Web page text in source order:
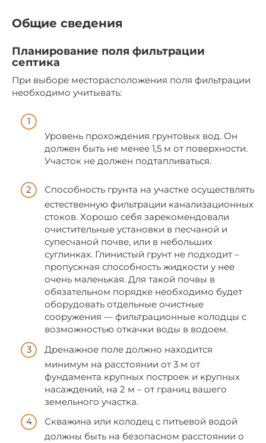
Общие сведения
Планирование поля фильтрации
септика
При выборе месторасположения поля фильтрации
необходимо учитывать:
Уровень прохождения грунтовых вод. Он
должен быть не менее 1,5 м от поверхности.
Участок не должен подтапливаться.
Способность грунта на участке осуществлять
естественную фильтрации канализационных
стоков. Хорошо себя зарекомендовали
очистительные установки в песчаной и
супесчаной почве, или в небольших
суглинках. Глинистый грунт не подходит –
пропускная способность жидкости у нее
очень маленькая. Для такой почвы в
обязательном порядке необходимо будет
оборудовать отдельные очистные
сооружения — фильтрационные колодцы с
возможностью откачки воды в водоем.
Дренажное поле должно находится
минимум на расстоянии от 3 м от
фундамента крупных построек и крупных
насаждений, на 2 м – от границ вашего
земельного участка.
Скважина или колодец с питьевой водой
должны быть на безопасном расстоянии о